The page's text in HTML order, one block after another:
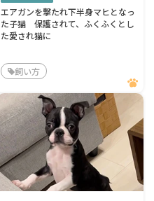
エアガンを撃たれ下半身マヒとなっ
た子猫 保護されて、ふくふくとし
た愛され猫に
飼い方